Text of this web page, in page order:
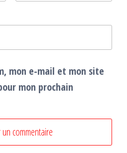
mon e-mail et mon site
mon prochain